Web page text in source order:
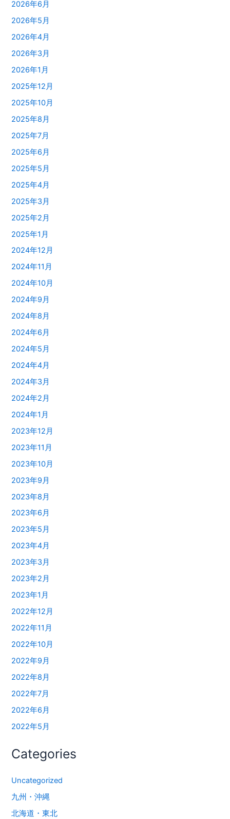
2026年6月
2026年5月
2026年4月
2026年3月
2026年1月
2025年12月
2025年10月
2025年8月
2025年7月
2025年6月
2025年5月
2025年4月
2025年3月
2025年2月
2025年1月
2024年12月
2024年11月
2024年10月
2024年9月
2024年8月
2024年6月
2024年5月
2024年4月
2024年3月
2024年2月
2024年1月
2023年12月
2023年11月
2023年10月
2023年9月
2023年8月
2023年6月
2023年5月
2023年4月
2023年3月
2023年2月
2023年1月
2022年12月
2022年11月
2022年10月
2022年9月
2022年8月
2022年7月
2022年6月
2022年5月
Categories
Uncategorized
九州・沖縄
北海道・東北